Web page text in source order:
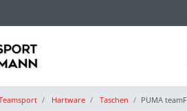
Hartware Taschen PUMA